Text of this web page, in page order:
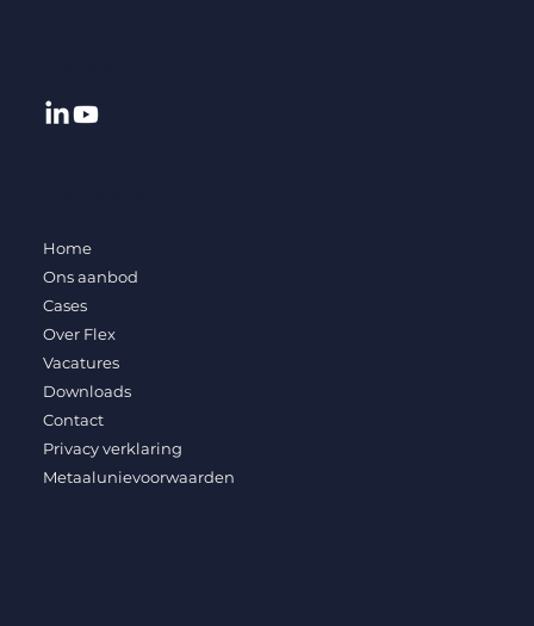
Home
Ons aanbod
Cases
Over Flex
Vacatures
Downloads
Contact
Privacy verklaring
Metaalunievoorwaarden